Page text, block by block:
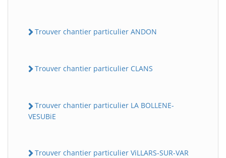
Trouver chantier particulier ANDON
Trouver chantier particulier CLANS
Trouver chantier particulier LA BOLLENE-
VESUBiE
Trouver chantier particulier ViLLARS-SUR-VAR